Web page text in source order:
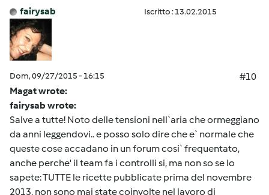
fairysab Iscritto : 13.02.2015
Dom, 09/27/2015 - 16:15
#10
Magat wrote:
fairysab wrote:
Salve a tutte! Noto delle tensioni nell`aria che ormeggiano
da anni leggendovi.. e posso solo dire che e` normale che
queste cose accadano in un forum cosi` frequentato,
anche perche' il team fa i controlli si, ma non so se lo
sapete: TUTTE le ricette pubblicate prima del novembre
2013, non sono mai state coinvolte nel lavoro di